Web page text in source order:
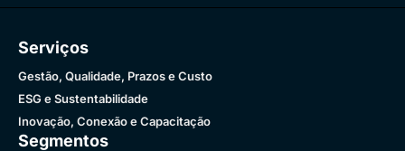
Serviços
Gestão, Qualidade, Prazos e Custo
ESG e Sustentabilidade
Inovação, Conexão e Capacitação
Segmentos